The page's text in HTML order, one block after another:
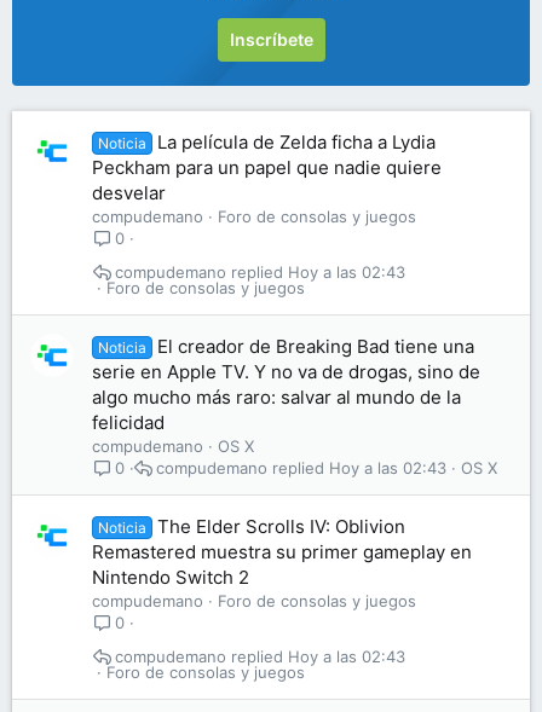
Inscríbete
Noticia
La película de Zelda ficha a Lydia
Peckham para un papel que nadie quiere
desvelar
compudemano
Foro de consolas y juegos
0
Foro de consolas y juegos
Hoy a las 02:43
compudemano
Noticia
El creador de Breaking Bad tiene una
serie en Apple TV. Y no va de drogas, sino de
algo mucho más raro: salvar al mundo de la
felicidad
compudemano
OS X
0
OS X
Hoy a las 02:43
compudemano
Noticia
The Elder Scrolls IV: Oblivion
Remastered muestra su primer gameplay en
Nintendo Switch 2
compudemano
Foro de consolas y juegos
0
Foro de consolas y juegos
Hoy a las 02:43
compudemano